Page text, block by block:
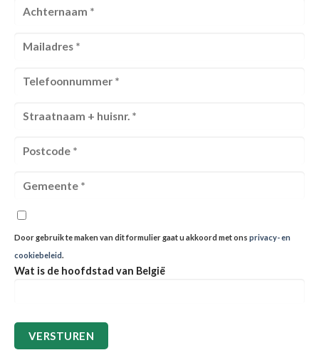
Door gebruik te maken van dit formulier gaat u akkoord met ons privacy- en
cookiebeleid.
Wat is de hoofdstad van België